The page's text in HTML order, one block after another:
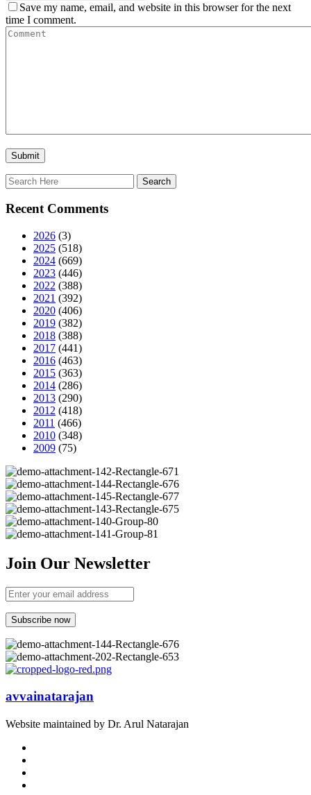
Save my name, email, and website in this browser for the next
time I comment.
Recent Comments
2026 (3)
2025 (518)
2024 (669)
2023 (446)
2022 (388)
2021 (392)
2020 (406)
2019 (382)
2018 (388)
2017 (441)
2016 (463)
2015 (363)
2014 (286)
2013 (290)
2012 (418)
2011 (466)
2010 (348)
2009 (75)
Join Our Newsletter
avvainatarajan
Website maintained by Dr. Arul Natarajan